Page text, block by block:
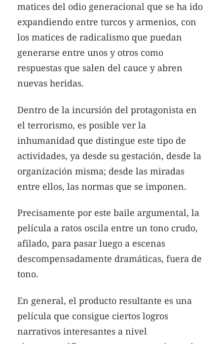
matices del odio generacional que se ha ido
expandiendo entre turcos y armenios, con
los matices de radicalismo que puedan
generarse entre unos y otros como
respuestas que salen del cauce y abren
nuevas heridas.
Dentro de la incursión del protagonista en
el terrorismo, es posible ver la
inhumanidad que distingue este tipo de
actividades, ya desde su gestación, desde la
organización misma; desde las miradas
entre ellos, las normas que se imponen.
Precisamente por este baile argumental, la
película a ratos oscila entre un tono crudo,
afilado, para pasar luego a escenas
descompensadamente dramáticas, fuera de
tono.
En general, el producto resultante es una
película que consigue ciertos logros
narrativos interesantes a nivel